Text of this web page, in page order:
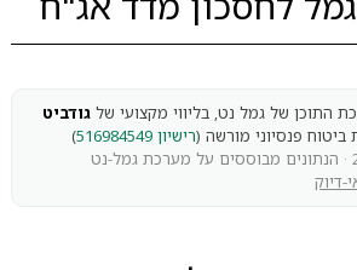
התוכן של גמל נט, בליווי מקצועי של גודביט
ביטוח פנסיוני מורשה (רישיון 516984549
)
עודכן לחודש ינואר 2026 · הנתונים מבוססים על מערכת גמל-נט
דיוק